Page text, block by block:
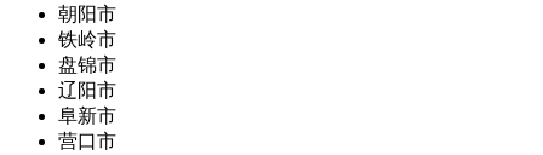
朝阳市
铁岭市
盘锦市
辽阳市
阜新市
营口市